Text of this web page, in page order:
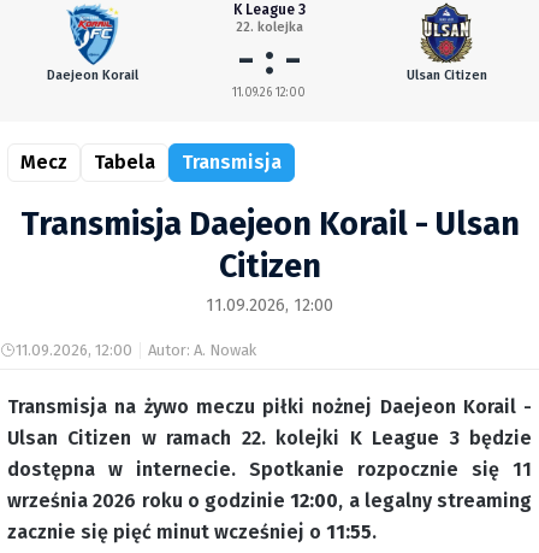
Daejeon Korail
K League 3
22. kolejka
- : -
11.09.26 12:00
Ulsan Citizen
Mecz Tabela Transmisja
Transmisja Daejeon Korail - Ulsan
Citizen
11.09.2026, 12:00
11.09.2026, 12:00 Autor: A. Nowak
Transmisja na żywo meczu piłki nożnej Daejeon Korail -
Ulsan Citizen w ramach 22. kolejki K League 3 będzie
dostępna w internecie. Spotkanie rozpocznie się 11
września 2026 roku o godzinie12:00, a legalny streaming
zacznie się pięć minut wcześniej o 11:55.